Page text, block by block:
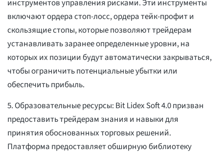
инструментов управления рисками. Эти инструменты
включают ордера стоп-лосс, ордера тейк-профит и
скользящие стопы, которые позволяют трейдерам
устанавливать заранее определенные уровни, на
которых их позиции будут автоматически закрываться,
чтобы ограничить потенциальные убытки или
обеспечить прибыль.
5. Образовательные ресурсы: Bit Lidex Soft 4.0 призван
предоставить трейдерам знания и навыки для
принятия обоснованных торговых решений.
Платформа предоставляет обширную библиотеку